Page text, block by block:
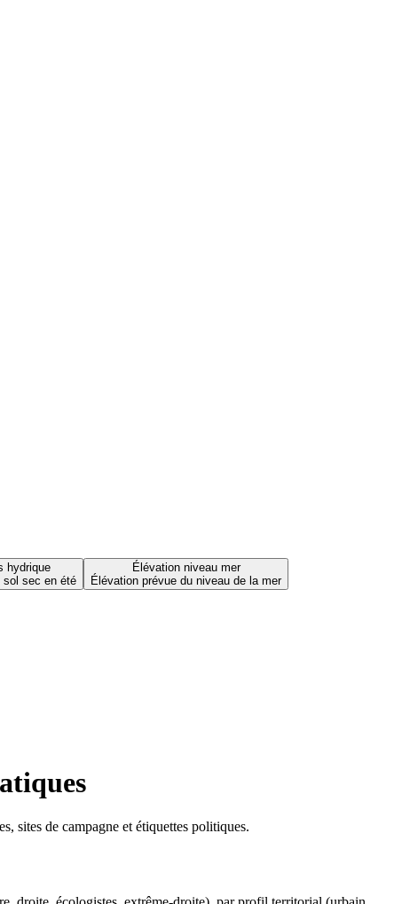
hydrique
sol sec en été
Élévation niveau mer
Élévation prévue du niveau de la mer
sites de campagne et étiquettes politiques.